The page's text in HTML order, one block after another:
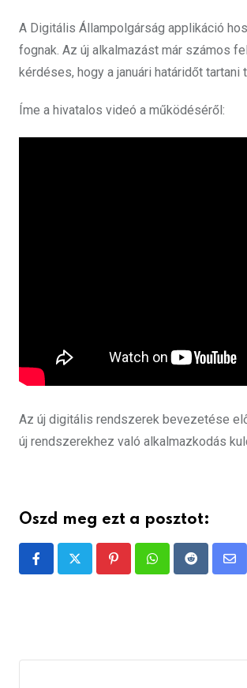
A Digitális Állampolgárság applikáció
fognak. Az új alkalmazást már számos
kérdéses, hogy a januári határidőt tartani
Íme a hivatalos videó a működéséről:
Az új digitális rendszerek bevezetése
új rendszerekhez való alkalmazkodás
Oszd meg ezt a posztot:
PinterestWhatsappReddit